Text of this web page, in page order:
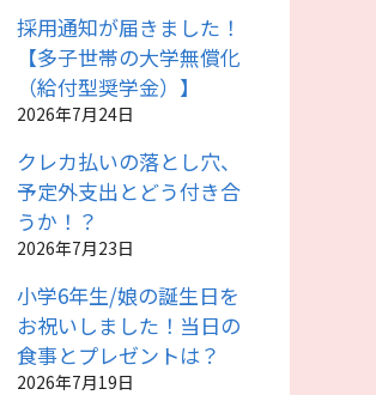
採用通知が届きました！
【多子世帯の大学無償化
（給付型奨学金）】
2026年7月24日
クレカ払いの落とし穴、
予定外支出とどう付き合
うか！？
2026年7月23日
小学6年生/娘の誕生日を
お祝いしました！当日の
食事とプレゼントは？
2026年7月19日